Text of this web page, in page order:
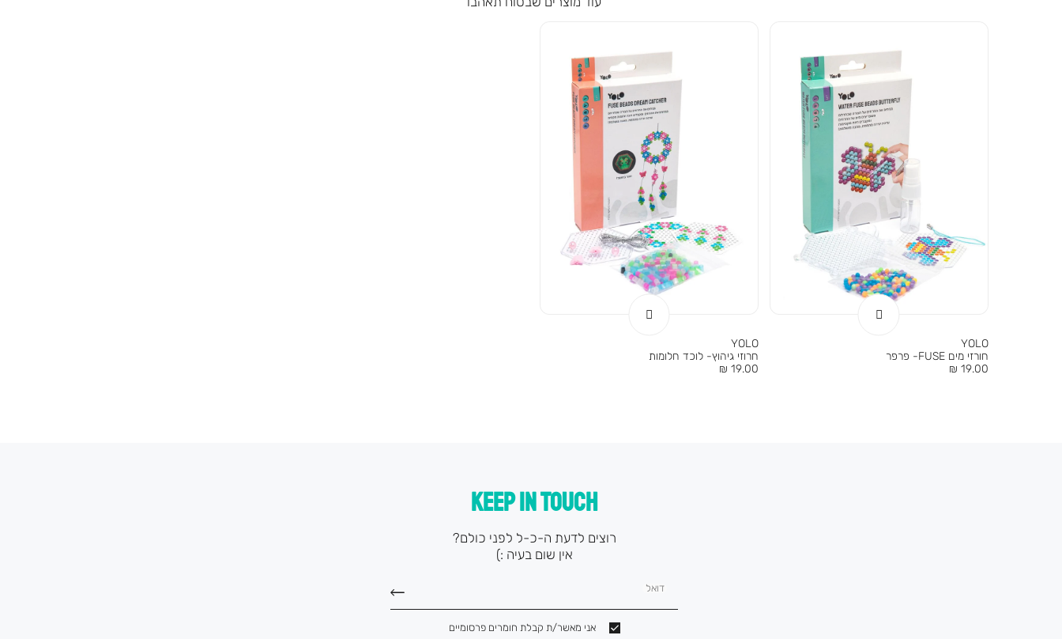
YOLO
חורזי מים FUSE- פרפר
מחיר
19.00 ₪
YOLO
חרוזי גיהוץ- לוכד חלומות
מחיר
19.00 ₪
KEEP IN TOUCH
רוצים לדעת ה-כ-ל לפני כולם?
אין שום בעיה :)
דואל
אני מאשר/ת קבלת חומרים פרסומיים